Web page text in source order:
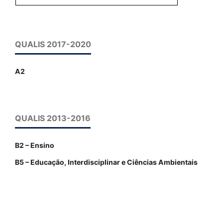
QUALIS 2017-2020
A2
QUALIS 2013-2016
B2 – Ensino
B5 – Educação, Interdisciplinar e Ciências Ambientais